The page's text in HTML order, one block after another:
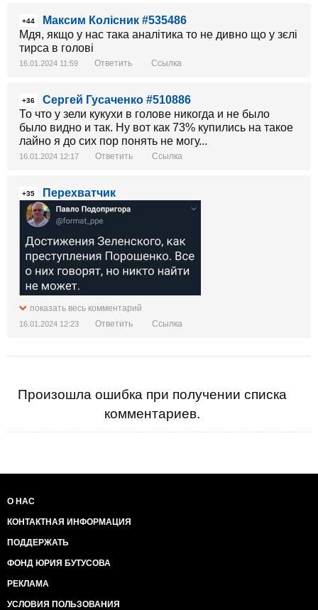
+44
Максим Колісник #535486
Мдя, якщо у нас така аналітика то не дивно що у зєлі
тирса в голові
16.01.2024 11:59 Ответить Ссылка
+36
Сергей Гусаченко #510886
То что у зели кукухи в голове никогда и не было
было видно и так. Ну вот как 73% купились на такое
лайно я до сих пор понять не могу...
16.01.2024 12:17 Ответить Ссылка
+35 Перехватчик
показать весь комментарий
16.01.2024 12:23 Ответить Ссылка
Произошла ошибка при получении списка
комментариев.
О НАС
КОНТАКТНАЯ ИНФОРМАЦИЯ
ПОДДЕРЖАТЬ
ФОНД ЮРИЯ БУТУСОВА
РЕКЛАМА
УСЛОВИЯ ПОЛЬЗОВАНИЯ